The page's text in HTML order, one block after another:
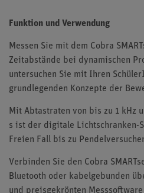
Funktion und Verwendung
Messen Sie mit dem Cobra
Zeitabstände bei dynamischen
untersuchen Sie mit Ihren
grundlegenden Konzepte der
Mit Abtastraten von bis zu 1 kHz
s ist der digitale Lichtschranken-
Freien Fall bis zu
Verbinden Sie den Cobra
Bluetooth oder kabelgebunden
und preisgekrönten Messsoftware